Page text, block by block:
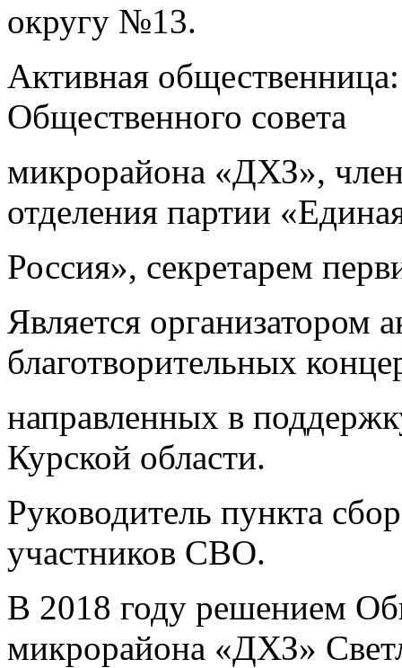
округу №13.
Активная общественница:
Общественного совета
микрорайона «ДХЗ»,
отделения партии
Россия», секретарем
Является организатором
благотворительных
направленных в
Курской области.
Руководитель пункта
участников СВО.
В 2018 году решением
микрорайона «ДХЗ»